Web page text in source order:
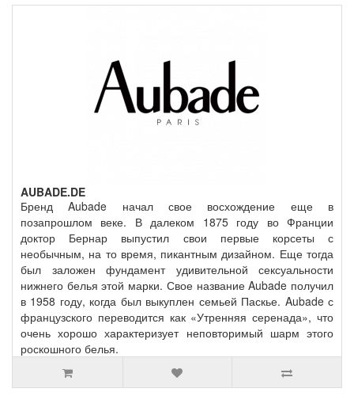
AUBADE.DE
Бренд Aubade начал свое восхождение еще в
позапрошлом веке. В далеком 1875 году во Франции
доктор Бернар выпустил свои первые корсеты с
необычным, на то время, пикантным дизайном. Еще тогда
был заложен фундамент удивительной сексуальности
нижнего белья этой марки. Свое название Aubade получил
в 1958 году, когда был выкуплен семьей Паскье. Aubade с
французского переводится как «Утренняя серенада», что
очень хорошо характеризует неповторимый шарм этого
роскошного белья.